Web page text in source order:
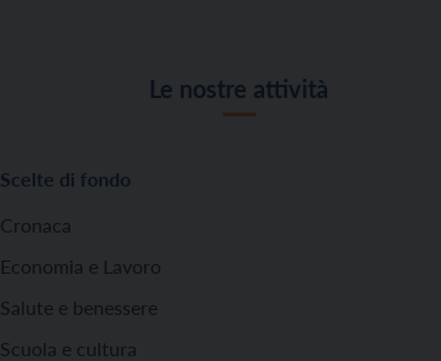
Le nostre attività
Scelte di fondo
Cronaca
Economia e Lavoro
Salute e benessere
Scuola e cultura